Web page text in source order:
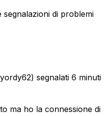
di problemi
segnalati 6 minuti
ma ho la connessione di